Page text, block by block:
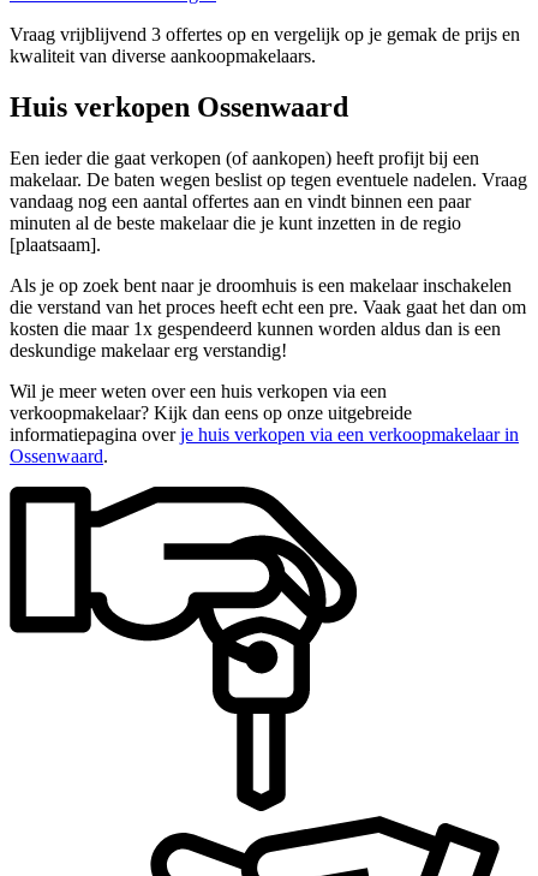
Vraag vrijblijvend 3 offertes op en vergelijk op je gemak de prijs en
kwaliteit van diverse aankoopmakelaars.
Huis verkopen Ossenwaard
Een ieder die gaat verkopen (of aankopen) heeft profijt bij een
makelaar. De baten wegen beslist op tegen eventuele nadelen. Vraag
vandaag nog een aantal offertes aan en vindt binnen een paar
minuten al de beste makelaar die je kunt inzetten in de regio
[plaatsaam].
Als je op zoek bent naar je droomhuis is een makelaar inschakelen
die verstand van het proces heeft echt een pre. Vaak gaat het dan om
kosten die maar 1x gespendeerd kunnen worden aldus dan is een
deskundige makelaar erg verstandig!
Wil je meer weten over een huis verkopen via een
verkoopmakelaar? Kijk dan eens op onze uitgebreide
informatiepagina overje huis verkopen via een verkoopmakelaar in
Ossenwaard.